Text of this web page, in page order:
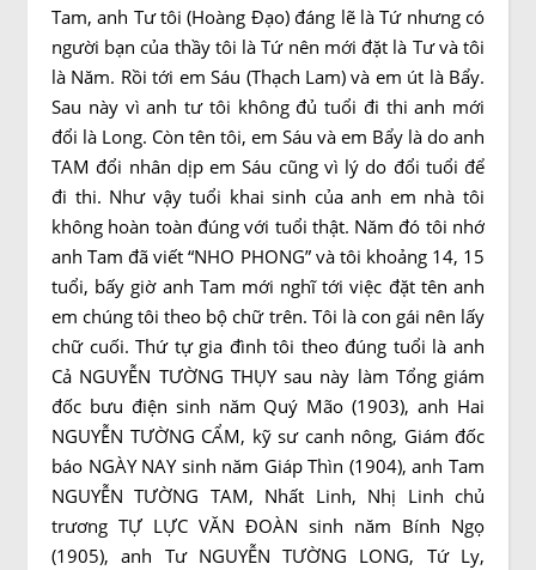
Tam, anh Tư tôi (Hoàng Đạo) đáng lẽ là Tứ nhưng có
người bạn của thầy tôi là Tứ nên mới đặt là Tư và tôi
là Năm. Rồi tới em Sáu (Thạch Lam) và em út là Bẩy.
Sau này vì anh tư tôi không đủ tuổi đi thi anh mới
đổi là Long. Còn tên tôi, em Sáu và em Bẩy là do anh
TAM đổi nhân dịp em Sáu cũng vì lý do đổi tuổi để
đi thi. Như vậy tuổi khai sinh của anh em nhà tôi
không hoàn toàn đúng với tuổi thật. Năm đó tôi nhớ
anh Tam đã viết “NHO PHONG” và tôi khoảng 14, 15
tuổi, bấy giờ anh Tam mới nghĩ tới việc đặt tên anh
em chúng tôi theo bộ chữ trên. Tôi là con gái nên lấy
chữ cuối. Thứ tự gia đình tôi theo đúng tuổi là anh
Cả NGUYỄN TƯỜNG THỤY sau này làm Tổng giám
đốc bưu điện sinh năm Quý Mão (1903), anh Hai
NGUYỄN TƯỜNG CẨM, kỹ sư canh nông, Giám đốc
báo NGÀY NAY sinh năm Giáp Thìn (1904), anh Tam
NGUYỄN TƯỜNG TAM, Nhất Linh, Nhị Linh chủ
trương TỰ LỰC VĂN ĐOÀN sinh năm Bính Ngọ
(1905), anh Tư NGUYỄN TƯỜNG LONG, Tứ Ly,